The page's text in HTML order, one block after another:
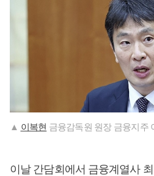
▲ 이복현 금융감독원 원장 금융지주
이날 간담회에서 금융계열사